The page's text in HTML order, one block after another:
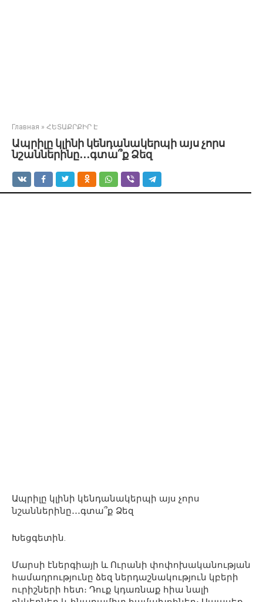
Главная » ՀԵՏԱՔՐՔԻՐ Է
Ապրիլը կլինի կենդանակերպի այս չորս
նշաններինը․․․գտա՞ք Ձեզ
Ապրիլը կլինի կենդանակերպի այս չորս
նշաններինը․․․գտա՞ք Ձեզ
Խեցգետին.
Մարսի էներգիայի և Ուրանի փոփոխականության
համադրությունը ձեզ ներդաշնակություն կբերի
ուրիշների հետ։ Դուք կդառնաք հիա նալի